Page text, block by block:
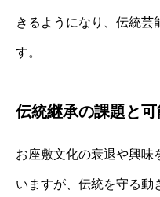
きるようになり、伝統芸
す。
伝統継承の課題と
お座敷文化の衰退や興味
いますが、伝統を守る動